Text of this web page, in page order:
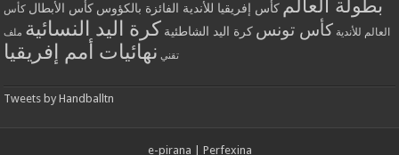
بطولة العالم كأس إفريقيا للأندية الفائزة بالكؤوس كأس الأبطال كأس
العالم للأندية كأس تونس كرة اليد الشاطئية كرة اليد النسائية ملف
تقني نهائيات أمم إفريقيا
Tweets by Handballtn
e-pirana Perfexina